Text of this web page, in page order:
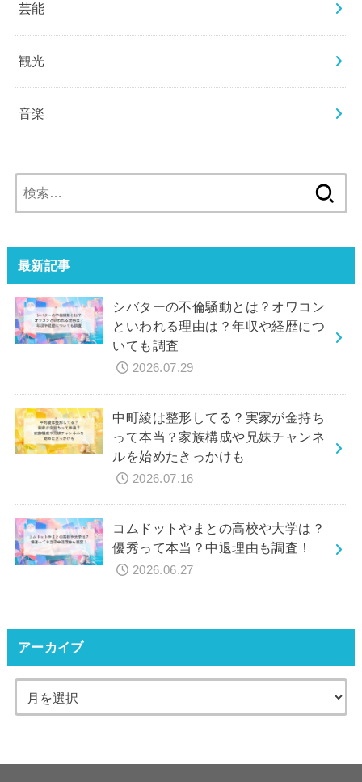
芸能
観光
音楽
索:
最新記事
シバターの不倫騒動とは？オワコン
といわれる理由は？年収や経歴につ
いても調査
2026.07.29
中町綾は整形してる？実家が金持ち
って本当？家族構成や兄妹チャンネ
ルを始めたきっかけも
2026.07.16
コムドットやまとの高校や大学は？
優秀って本当？中退理由も調査！
2026.06.27
アーカイブ